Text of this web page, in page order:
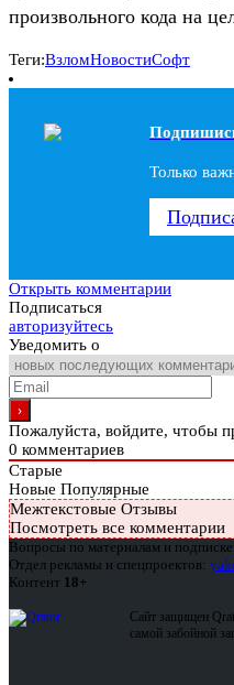
произвольного кода на
Теги:ВзломНовостиСофт
Только
Открыть комментарии
Подписаться
авторизуйтесь
Уведомить о
Пожалуйста, войдите, чтобы
0 комментариев
Старые
Новые Популярные
Межтекстовые Отзывы
Посмотреть все комментарии
Вопросы по материалам и подписке:
Отдел рекламы и спецпроектов:
Контент 18+
Сайт защищен
самой забойной